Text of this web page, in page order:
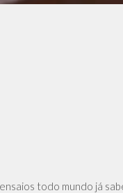
todo mundo já